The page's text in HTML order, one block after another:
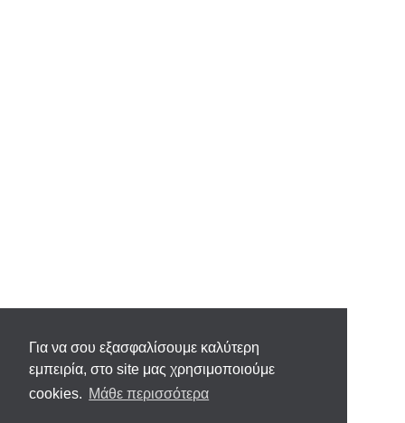
Για να σου εξασφαλίσουμε καλύτερη
εμπειρία, στο site μας χρησιμοποιούμε
cookies. Μάθε περισσότερα